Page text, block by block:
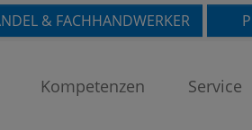
& FACHHANDWERKER
Kompetenzen Service